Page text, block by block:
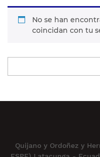
No se han
coincidan con tu
Quijano y Ordoñez y